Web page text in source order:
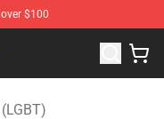
$100
Store of Aromantic Flag